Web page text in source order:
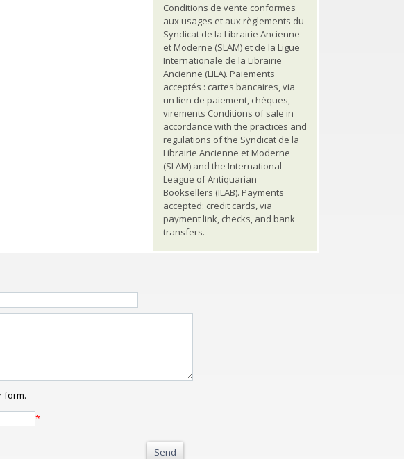
Conditions de vente conformes
aux usages et aux règlements du
Syndicat de la Librairie Ancienne
et Moderne (SLAM) et de la Ligue
Internationale de la Librairie
Ancienne (LILA). Paiements
acceptés : cartes bancaires, via
un lien de paiement, chèques,
virements Conditions of sale in
accordance with the practices and
regulations of the Syndicat de la
Librairie Ancienne et Moderne
(SLAM) and the International
League of Antiquarian
Booksellers (ILAB). Payments
accepted: credit cards, via
payment link, checks, and bank
transfers.
form.
*
Send